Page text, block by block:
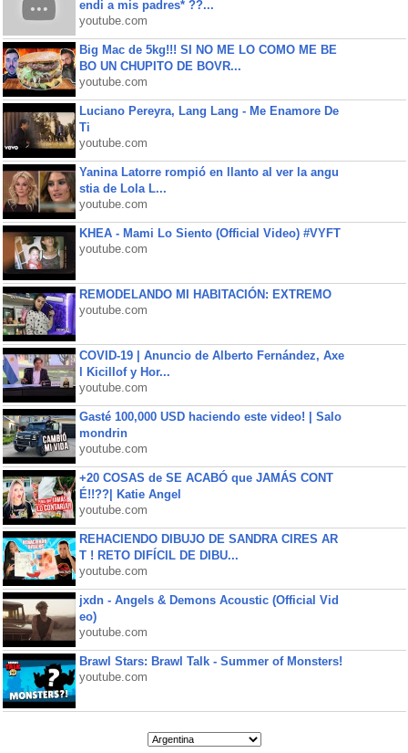
endi a mis padres* ??...
youtube.com
Big Mac de 5kg!!! SI NO ME LO COMO ME BE
BO UN CHUPITO DE BOVR...
youtube.com
Luciano Pereyra, Lang Lang - Me Enamore De
Ti
youtube.com
Yanina Latorre rompió en llanto al ver la angu
stia de Lola L...
youtube.com
KHEA - Mami Lo Siento (Official Video) #VYFT
youtube.com
REMODELANDO MI HABITACIÓN: EXTREMO
youtube.com
COVID-19 | Anuncio de Alberto Fernández, Axe
l Kicillof y Hor...
youtube.com
Gasté 100,000 USD haciendo este video! | Salo
mondrin
youtube.com
+20 COSAS de SE ACABÓ que JAMÁS CONT
É!!??| Katie Angel
youtube.com
REHACIENDO DIBUJO DE SANDRA CIRES AR
T ! RETO DIFÍCIL DE DIBU...
youtube.com
jxdn - Angels & Demons Acoustic (Official Vid
eo)
youtube.com
Brawl Stars: Brawl Talk - Summer of Monsters!
youtube.com